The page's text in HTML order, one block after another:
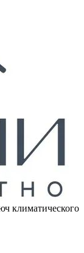
климатического